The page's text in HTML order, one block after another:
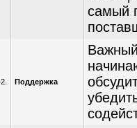
самый
2. Поддержка